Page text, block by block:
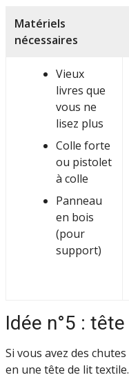
Matériels
nécessaires
Vieux
livres que
vous ne
lisez plus
Colle forte
ou pistolet
à colle
Panneau
en bois
(pour
support)
Idée n°5 :
Si vous avez des
en une tête de lit textile.